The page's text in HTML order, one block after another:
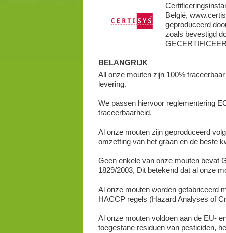
België,
geproduceerd
zoals bevestigd
BELANGRIJK
All onze mouten zijn 100%
levering.
We passen hiervoor reglementering
traceerbaarheid.
Al onze mouten zijn geproduceerd
omzetting van het graan en de beste
Geen enkele van onze mouten bevat
1829/2003, Dit betekend dat al onze
Al onze mouten worden gefabriceerd
HACCP regels (Hazard Analyses of
Al onze mouten voldoen aan de EU-
toegestane residuen van pesticiden,